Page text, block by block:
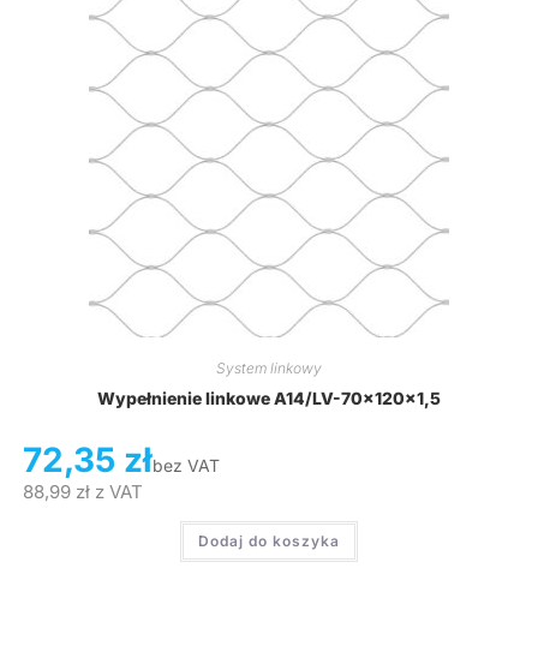
System linkowy
Wypełnienie linkowe A14/LV-70x120x1,5
72,35 złbez VAT
88,99 złz VAT
Dodaj do koszyka